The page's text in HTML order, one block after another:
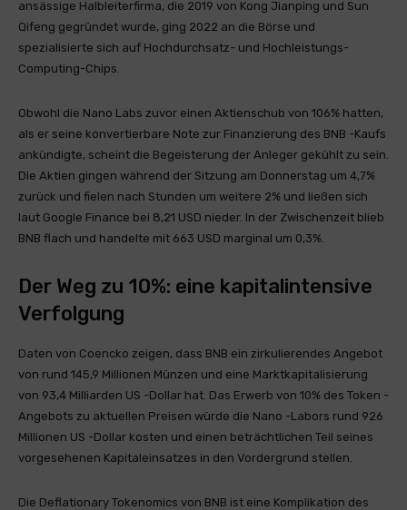
ansässige Halbleiterfirma, die 2019 von Kong Jianping und Sun
Qifeng gegründet wurde, ging 2022 an die Börse und
spezialisierte sich auf Hochdurchsatz- und Hochleistungs-
Computing-Chips.
Obwohl die Nano Labs zuvor einen Aktienschub von 106% hatten,
als er seine konvertierbare Note zur Finanzierung des BNB -Kaufs
ankündigte, scheint die Begeisterung der Anleger gekühlt zu sein.
Die Aktien gingen während der Sitzung am Donnerstag um 4,7%
zurück und fielen nach Stunden um weitere 2% und ließen sich
laut Google Finance bei 8,21 USD nieder. In der Zwischenzeit blieb
BNB flach und handelte mit 663 USD marginal um 0,3%.
Der Weg zu 10%: eine kapitalintensive
Verfolgung
Daten von Coencko zeigen, dass BNB ein zirkulierendes Angebot
von rund 145,9 Millionen Münzen und eine Marktkapitalisierung
von 93,4 Milliarden US -Dollar hat. Das Erwerb von 10% des Token -
Angebots zu aktuellen Preisen würde die Nano -Labors rund 926
Millionen US -Dollar kosten und einen beträchtlichen Teil seines
vorgesehenen Kapitaleinsatzes in den Vordergrund stellen.
Die Deflationary Tokenomics von BNB ist eine Komplikation des